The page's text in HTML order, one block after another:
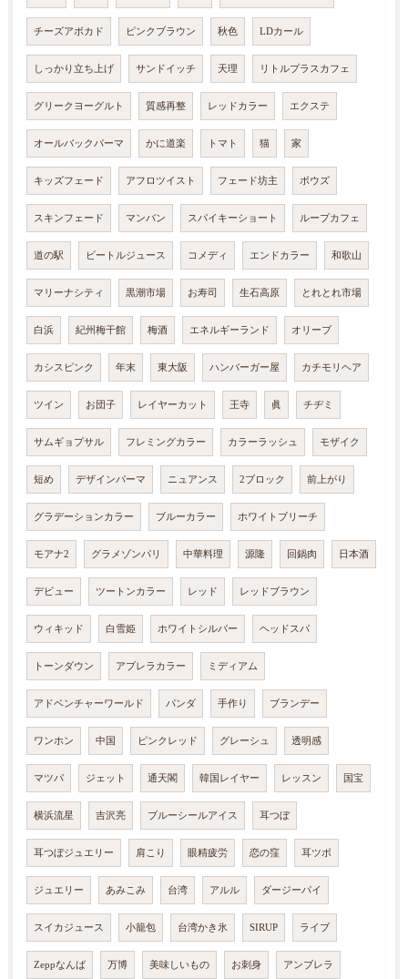
チーズアボカド ピンクブラウン 秋色 LDカール
しっかり立ち上げ サンドイッチ 天理 リトルプラスカフェ
グリークヨーグルト 質感再整 レッドカラー エクステ
オールバックパーマ かに道楽 トマト 猫 家
キッズフェード アフロツイスト フェード坊主 ボウズ
スキンフェード マンバン スパイキーショート ループカフェ
道の駅 ビートルジュース コメディ エンドカラー 和歌山
マリーナシティ 黒潮市場 お寿司 生石高原 とれとれ市場
白浜 紀州梅干館 梅酒 エネルギーランド オリーブ
カシスピンク 年末 東大阪 ハンバーガー屋 カチモリヘア
ツイン お団子 レイヤーカット 王寺 眞 チヂミ
サムギョプサル フレミングカラー カラーラッシュ モザイク
短め デザインパーマ ニュアンス 2ブロック 前上がり
グラデーションカラー ブルーカラー ホワイトブリーチ
モアナ2 グラメゾンパリ 中華料理 源隆 回鍋肉 日本酒
デビュー ツートンカラー レッド レッドブラウン
ウィキッド 白雪姫 ホワイトシルバー ヘッドスパ
トーンダウン アブレラカラー ミディアム
アドベンチャーワールド パンダ 手作り ブランデー
ワンホン 中国 ピンクレッド グレーシュ 透明感
マツパ ジェット 通天閣 韓国レイヤー レッスン 国宝
横浜流星 吉沢亮 ブルーシールアイス 耳つぼ
耳つぼジュエリー 肩こり 眼精疲労 恋の窪 耳ツボ
ジュエリー あみこみ 台湾 アルル ダージーパイ
スイカジュース 小籠包 台湾かき氷 SIRUP ライブ
Zeppなんば 万博 美味しいもの お刺身 アンブレラ